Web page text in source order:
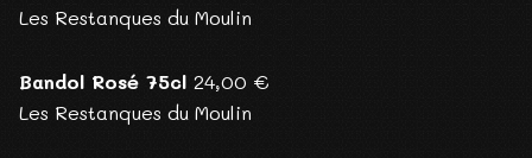
Les Restanques du Moulin
Bandol Rosé 75cl 24,00 €
Les Restanques du Moulin